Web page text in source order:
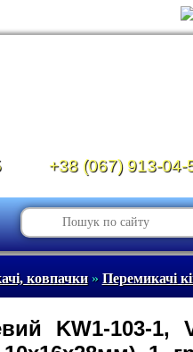
+38 (067) 913-04-
ковпачки» Перемикачі
KW1-103-1,